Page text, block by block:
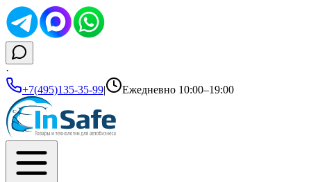
·
+7(495)135-35-99| Ежедневно 10:00–19:00